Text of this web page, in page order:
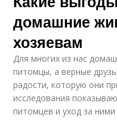
домашние
хозяевам
Для многих из нас
питомцы, а верные
радости, которую они
исследования
питомцев и уход за